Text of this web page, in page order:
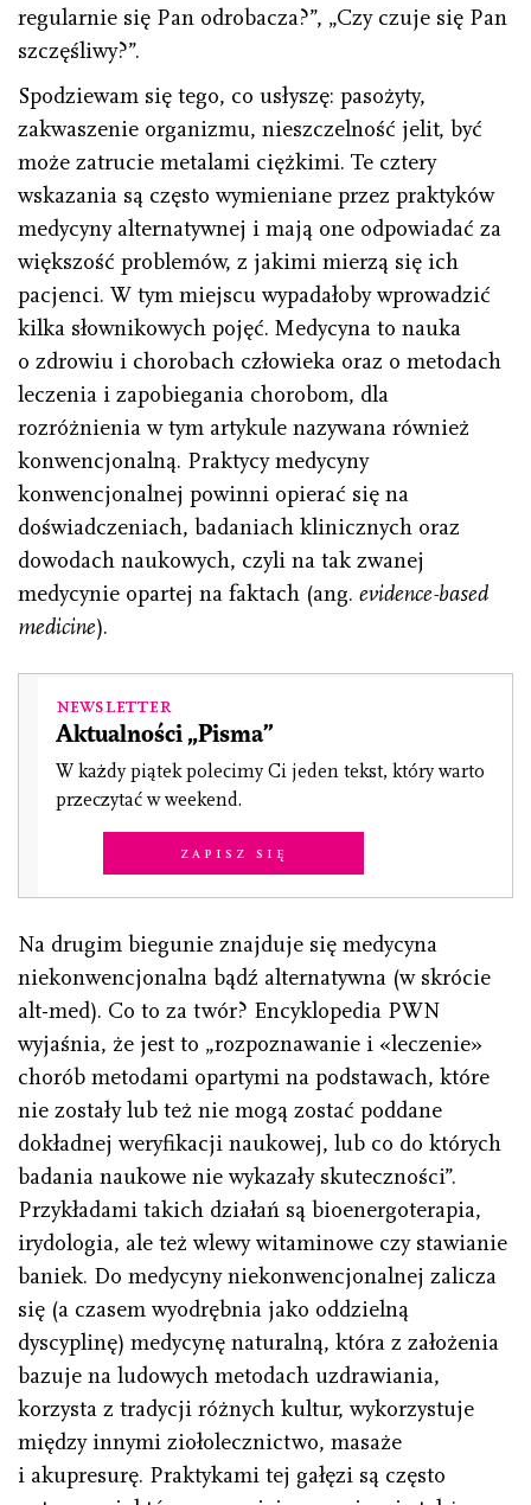
regularnie się Pan odrobacza?”, „Czy czuje się Pan
szczęśliwy?”.
Spodziewam się tego, co usłyszę: pasożyty,
zakwaszenie organizmu, nieszczelność jelit, być
może zatrucie metalami ciężkimi. Te cztery
wskazania są często wymieniane przez praktyków
medycyny alternatywnej i mają one odpowiadać za
większość problemów, z jakimi mierzą się ich
pacjenci. W tym miejscu wypadałoby wprowadzić
kilka słownikowych pojęć. Medycyna to nauka
o zdrowiu i chorobach człowieka oraz o metodach
leczenia i zapobiegania chorobom, dla
rozróżnienia w tym artykule nazywana również
konwencjonalną. Praktycy medycyny
konwencjonalnej powinni opierać się na
doświadczeniach, badaniach klinicznych oraz
dowodach naukowych, czyli na tak zwanej
medycynie opartej na faktach (ang. evidence-based
medicine).
Newsletter
Aktualności „Pisma”
W każdy piątek polecimy Ci jeden tekst, który warto
przeczytać w weekend.
Zapisz się
Na drugim biegunie znajduje się medycyna
niekonwencjonalna bądź alternatywna (w skrócie
alt-med). Co to za twór? Encyklopedia PWN
wyjaśnia, że jest to „rozpoznawanie i «leczenie»
chorób metodami opartymi na podstawach, które
nie zostały lub też nie mogą zostać poddane
dokładnej weryfikacji naukowej, lub co do których
badania naukowe nie wykazały skuteczności”.
Przykładami takich działań są bioenergoterapia,
irydologia, ale też wlewy witaminowe czy stawianie
baniek. Do medycyny niekonwencjonalnej zalicza
się (a czasem wyodrębnia jako oddzielną
dyscyplinę) medycynę naturalną, która z założenia
bazuje na ludowych metodach uzdrawiania,
korzysta z tradycji różnych kultur, wykorzystuje
między innymi ziołolecznictwo, masaże
i akupresurę. Praktykami tej gałęzi są często